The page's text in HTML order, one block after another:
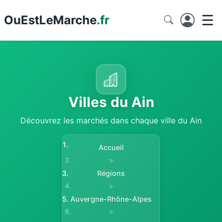
OuEstLeMarche.fr ☰
Villes du Ain
Découvrez les marchés dans chaque ville du Ain
Accueil
>
Régions
>
Auvergne-Rhône-Alpes
>